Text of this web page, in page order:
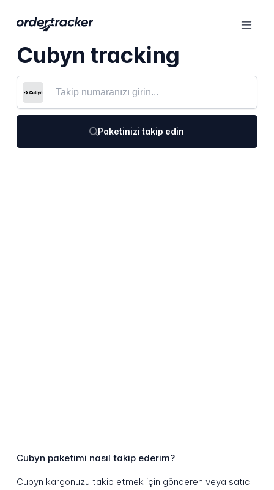
Cubyn tracking
Paketinizi takip edin
Cubyn paketimi nasıl takip ederim?
Cubyn kargonuzu takip etmek için gönderen veya satıcı